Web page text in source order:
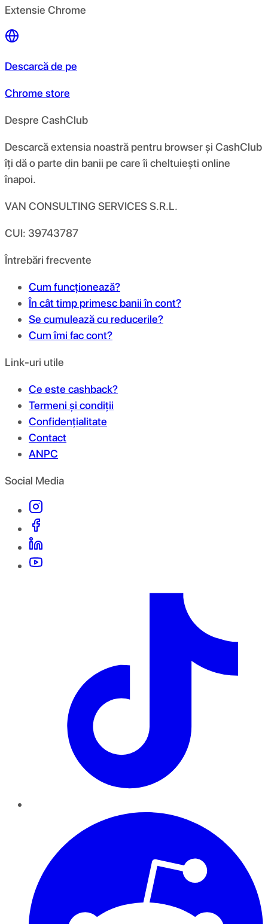
Extensie Chrome
Descarcă de pe
Chrome store
Despre CashClub
Descarcă extensia noastră pentru browser și CashClub
îți dă o parte din banii pe care îi cheltuiești online
înapoi.
VAN CONSULTING SERVICES S.R.L.
CUI: 39743787
Întrebări frecvente
Cum funcționează?
În cât timp primesc banii în cont?
Se cumulează cu reducerile?
Cum îmi fac cont?
Link-uri utile
Ce este cashback?
Termeni și condiții
Confidențialitate
Contact
ANPC
Social Media